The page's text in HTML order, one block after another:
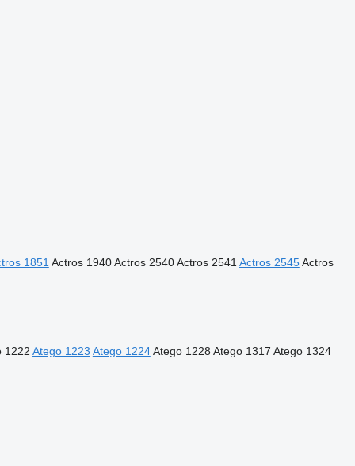
1851 Actros 1940 Actros 2540 Actros 2541 Actros 2545 Actros
1222 Atego 1223 Atego 1224 Atego 1228 Atego 1317 Atego 1324